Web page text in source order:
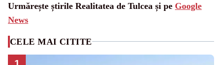
Urmărește știrile Realitatea de Tulcea și pe Google
News
CELE MAI CITITE